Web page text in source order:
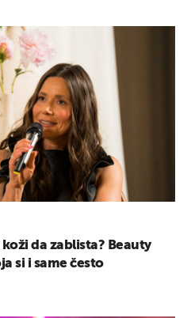
da zablista? Beauty
si i same često